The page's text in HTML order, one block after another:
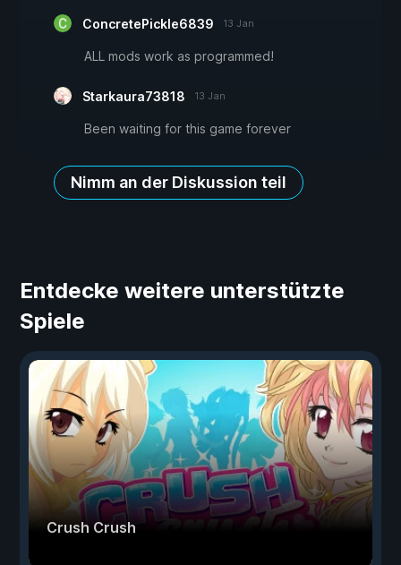
ConcretePickle6839 13 Jan
ALL mods work as programmed!
Starkaura73818 13 Jan
Been waiting for this game forever
Nimm an der Diskussion teil
Entdecke weitere unterstützte
Spiele
Crush Crush